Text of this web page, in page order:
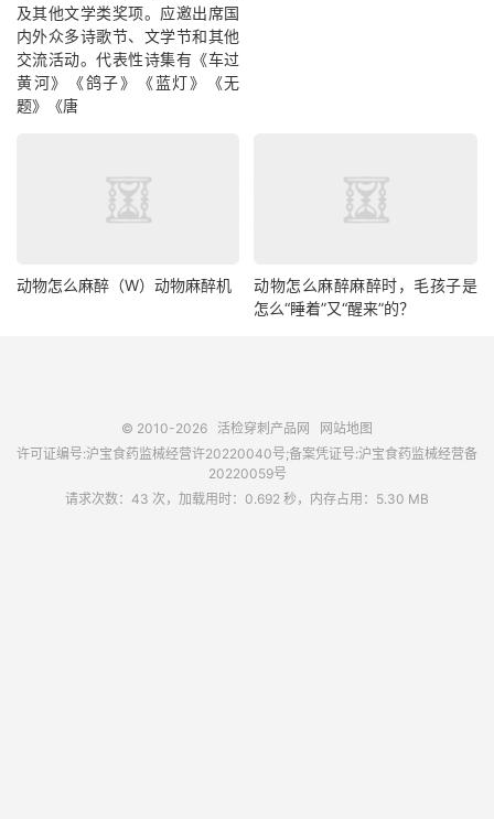
及其他文学类奖项。应邀出席国
内外众多诗歌节、文学节和其他
交流活动。代表性诗集有《车过
黄河》《鸽子》《蓝灯》《无
题》《唐
动物怎么麻醉（W）动物麻醉机
动物怎么麻醉麻醉时，毛孩子是
怎么“睡着”又“醒来”的？
© 2010-2026 活检穿刺产品网
网站地图
许可证编号:沪宝食药监械经营许20220040号;备案凭证号:沪宝食药监械经营备
20220059号
请求次数：43 次，加载用时：0.692 秒，内存占用：5.30 MB